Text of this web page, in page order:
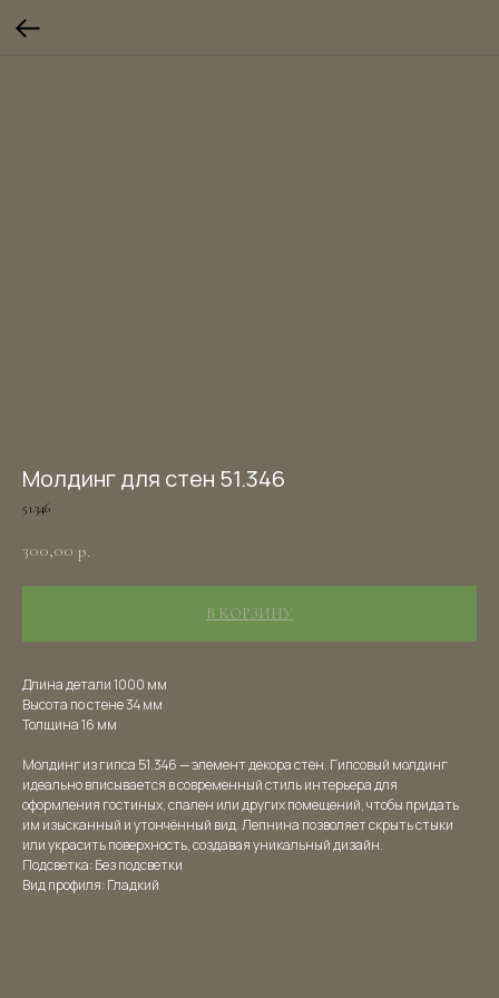
Молдинг для стен 51.346
51.346
300,00 р.
В КОРЗИНУ
Длина детали 1000 мм
Высота по стене 34 мм
Толщина 16 мм
Молдинг из гипса 51.346 — элемент декора стен. Гипсовый молдинг
идеально вписывается в современный стиль интерьера для
оформления гостиных, спален или других помещений, чтобы придать
им изысканный и утончённый вид. Лепнина позволяет скрыть стыки
или украсить поверхность, создавая уникальный дизайн.
Подсветка: Без подсветки
Вид профиля: Гладкий